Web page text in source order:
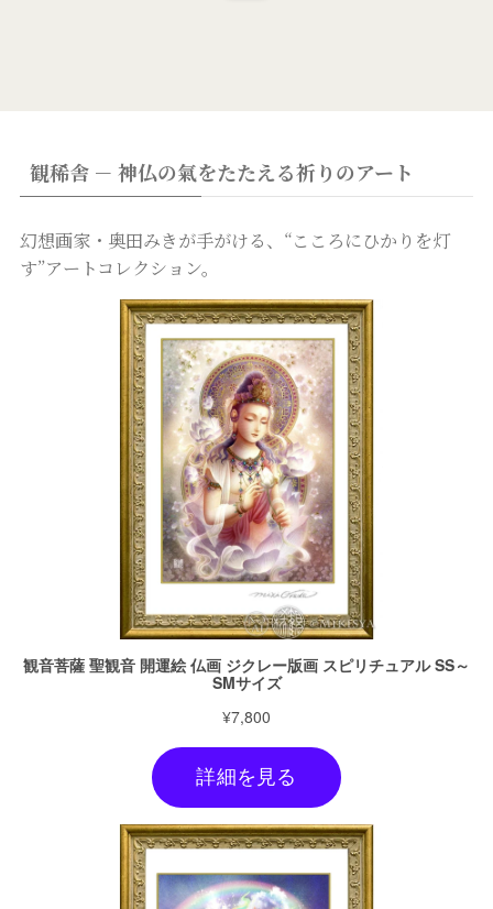
観稀舎 － 神仏の氣をたたえる祈りのアート
幻想画家・奥田みきが手がける、“こころにひかりを灯
す”アートコレクション。